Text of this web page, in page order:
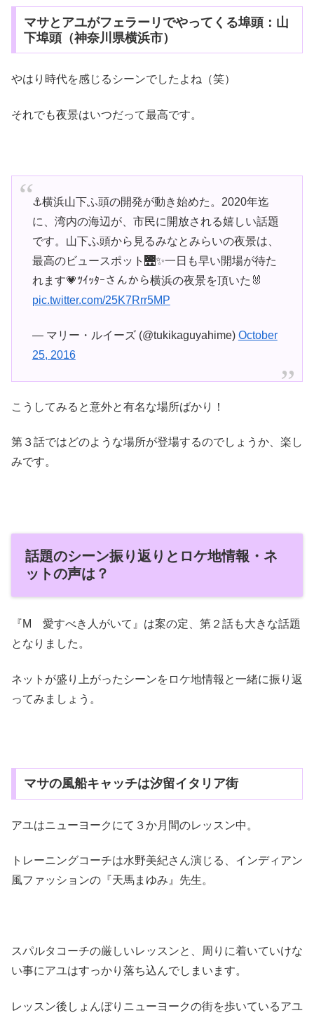
マサとアユがフェラーリでやってくる埠頭：山
下埠頭（神奈川県横浜市）
やはり時代を感じるシーンでしたよね（笑）
それでも夜景はいつだって最高です。
⚓横浜山下ふ頭の開発が動き始めた。2020年迄
に、湾内の海辺が、市民に開放される嬉しい話題
です。山下ふ頭から見るみなとみらいの夜景は、
最高のビュースポット🌉✨一日も早い開場が待た
れます💗ﾂｲｯﾀｰさんから横浜の夜景を頂いた🐰
pic.twitter.com/25K7Rrr5MP
— マリー・ルイーズ (@tukikaguyahime) October
25, 2016
こうしてみると意外と有名な場所ばかり！
第３話ではどのような場所が登場するのでしょうか、楽し
みです。
話題のシーン振り返りとロケ地情報・ネ
ットの声は？
『M 愛すべき人がいて』は案の定、第２話も大きな話題
となりました。
ネットが盛り上がったシーンをロケ地情報と一緒に振り返
ってみましょう。
マサの風船キャッチは汐留イタリア街
アユはニューヨークにて３か月間のレッスン中。
トレーニングコーチは水野美紀さん演じる、インディアン
風ファッションの『天馬まゆみ』先生。
スパルタコーチの厳しいレッスンと、周りに着いていけな
い事にアユはすっかり落ち込んでしまいます。
レッスン後しょんぼりニューヨークの街を歩いているアユ